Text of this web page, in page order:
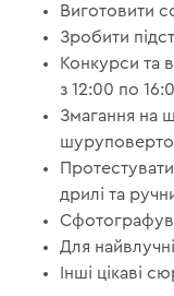
Виготовити
Зробити
Конкурси та
з 12:00 по
Змагання на
дрилі та
Для
Інші цікаві